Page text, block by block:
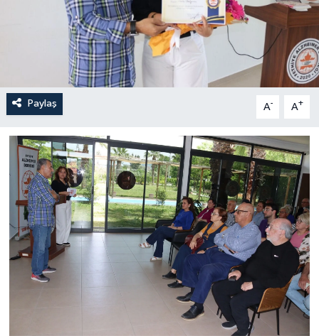
Paylaş A- A+